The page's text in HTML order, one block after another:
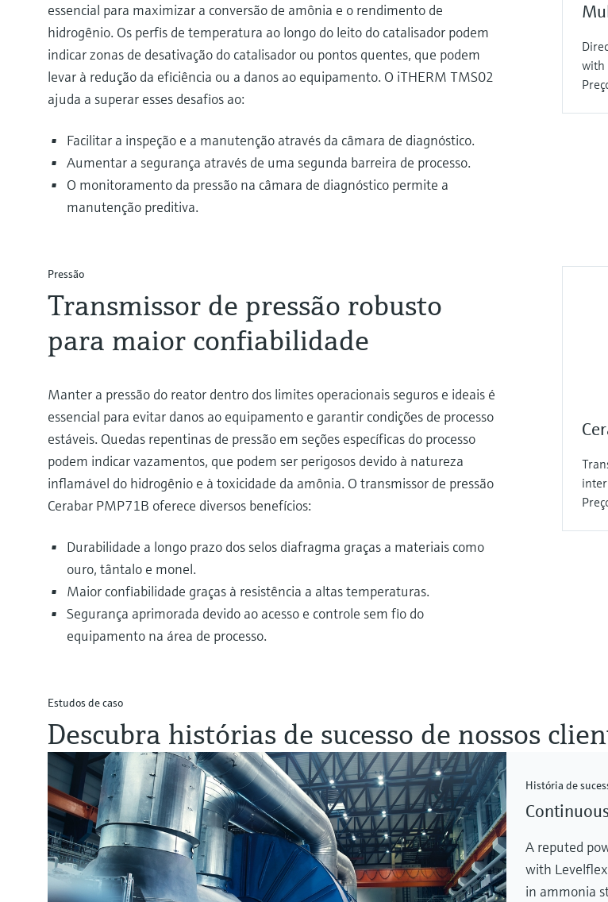
essencial para maximizar a conversão de amônia e o rendimento de
hidrogênio. Os perfis de temperatura ao longo do leito do catalisador podem
indicar zonas de desativação do catalisador ou pontos quentes, que podem
levar à redução da eficiência ou a danos ao equipamento. O iTHERM TMS02
ajuda a superar esses desafios ao:
Facilitar a inspeção e a manutenção através da câmara de diagnóstico.
Aumentar a segurança através de uma segunda barreira de processo.
O monitoramento da pressão na câmara de diagnóstico permite a
manutenção preditiva.
with
Pressão
Transmissor de pressão robusto
para maior confiabilidade
Manter a pressão do reator dentro dos limites operacionais seguros e ideais é
essencial para evitar danos ao equipamento e garantir condições de processo
estáveis. Quedas repentinas de pressão em seções específicas do processo
podem indicar vazamentos, que podem ser perigosos devido à natureza
inflamável do hidrogênio e à toxicidade da amônia. O transmissor de pressão
Cerabar PMP71B oferece diversos benefícios:
Durabilidade a longo prazo dos selos diafragma graças a materiais como
ouro, tântalo e monel.
Maior confiabilidade graças à resistência a altas temperaturas.
Segurança aprimorada devido ao acesso e controle sem fio do
equipamento na área de processo.
Estudos de caso
Descubra histórias de sucesso de nossos
História de
A reputed
with
in ammonia